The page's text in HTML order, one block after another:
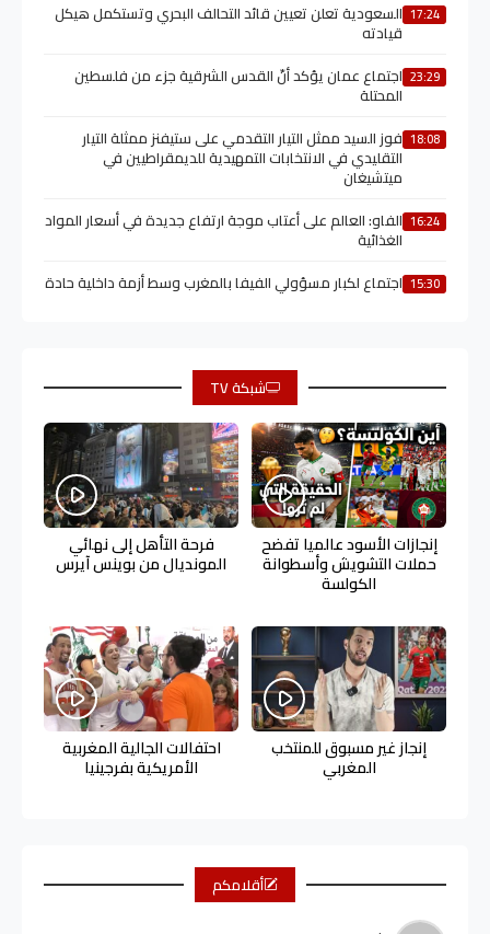
17:24 السعودية تعلن تعيين قائد التحالف البحري وتستكمل هيكل
قيادته
23:29 اجتماع عمان يؤكد أنّ القدس الشرقية جزء من فلسطين
المحتلة
18:08 فوز السيد ممثل التيار التقدمي على ستيفنز ممثلة التيار
التقليدي في الانتخابات التمهيدية للديمقراطيين في
ميتشيغان
16:24 الفاو: العالم على أعتاب موجة ارتفاع جديدة في أسعار المواد
الغذائية
15:30 اجتماع لكبار مسؤولي الفيفا بالمغرب وسط أزمة داخلية حادة
شبكة TV
إنجازات الأسود عالميا تفضح
حملات التشويش وأسطوانة
الكولسة
فرحة التأهل إلى نهائي
المونديال من بوينس آيرس
إنجاز غير مسبوق للمنتخب
المغربي
احتفالات الجالية المغربية
الأمريكية بفرجينيا
أقلامكم